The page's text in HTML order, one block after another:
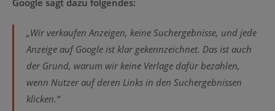
„Wir verkaufen Anzeigen, keine Suchergebnisse, und jede
Anzeige auf Google ist klar gekennzeichnet. Das ist auch
der Grund, warum wir keine Verlage dafür bezahlen,
wenn Nutzer auf deren Links in den Suchergebnissen
klicken.“